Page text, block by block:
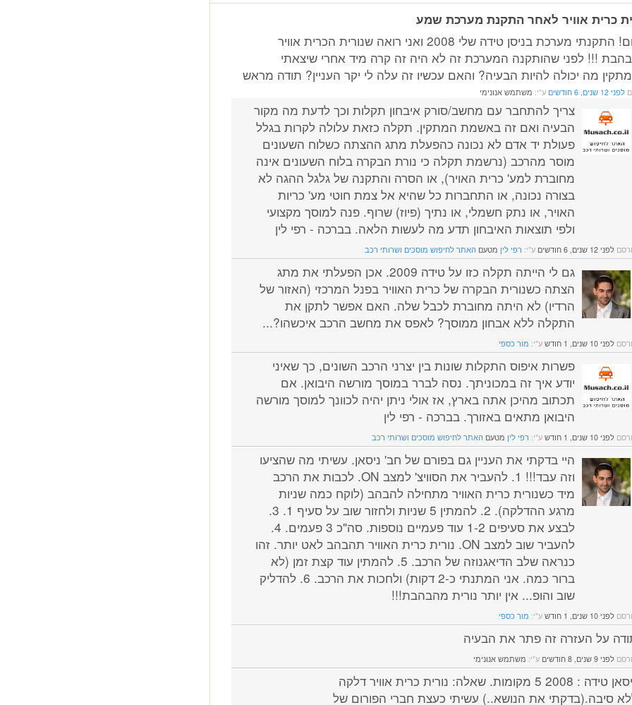
כרית אוויר לאחר התקנת מערכת שמע
שלום! התקנתי מערכת בניסן טידה שלי 2008 ואני רואה שנורית הכרית אוויר
!!! לפני שהותקנה המערכת זה לא היה זה קרה מיד אחרי שיצאתי
מה יכולה להיות הבעיה? והאם עכשיו זה עלה לי יקר העניין? תודה מראש
לפני 12 שנים, 6 חודשים ע"י: משתמש אנונימי
צריך להתחבר עם מחשב/סורק איבחון תקלות וכך לדעת מה מקור
הבעיה ואם זה באשמת המתקין. תקלה כזאת עלולה לקרות בגלל
פעולת יד אדם לא נכונה כהפעלת מתג ההצתה כשלוח השעונים
מוסר מהרכב (נרשמת תקלה כי נורת הבקרה בלוח השעונים אינה
מחוברת למע' כרית האויר), או הסרה והתקנה של גלגל ההגה לא
בצורה נכונה, או התחברות כל שהיא אל צמת חוטי מע' כריות
האויר, או נתק חשמלי, או נתיך (פיוז) שרוף. פנה למוסך מקצועי
ולפי תוצאות האיבחון תדע מה לעשות הלאה. בברכה - רפי לין
לפני 12 שנים, 6 חודשים ע"י: רפי לין מטעם האתר לחיפוש מוסכים ושרותי רכב
גם לי הייתה תקלה כזו על טידה 2009. אכן הפעלתי את מתג
הצתה כשנורית הבקרה של כרית האוויר בפנל המרכזי (האזור של
הרדיו) לא היתה מחוברת לכבל שלה. האם אפשר לתקן את
התקלה ללא אבחון ממוסך? לאפס את מחשב הרכב איכשהו?...
לפני 10 שנים, 1 חודש ע"י: מור כספי
פשרות איפוס התקלות שונות בין יצרני הרכב השונים, כך שאיני
יודע איך זה במכוניתך. נסה לברר במוסך מורשה היבואן. אם
תכתוב מהיכן אתה בארץ, אז אולי ניתן יהיה לכוונך למוסך מורשה
היבואן מתאים באזורך. בברכה - רפי לין
לפני 10 שנים, 1 חודש ע"י: רפי לין מטעם האתר לחיפוש מוסכים ושרותי רכב
היי בדקתי את העניין גם בפורם של חב' ניסאן. עשיתי מה שהציעו
וזה עבד!!! 1. להעביר את הסוויצ' למצב ON. לכבות את הרכב
מיד כשנורית כרית האוויר מתחילה להבהב (לוקח כמה שניות
מרגע ההדלקה). 2. להמתין 5 שניות ולחזור שוב על סעיף 1. 3.
לבצע את סעיפים 1-2 עוד פעמיים נוספות. סה"כ 3 פעמים. 4.
להעביר שוב למצב ON. נורית כרית האוויר תהבהב לאט יותר. זהו
כנראה שלב הדיאגנוזה של הרכב. 5. להמתין עוד קצת זמן (לא
ברור כמה. אני המתנתי כ-2 דקות) ולחכות את הרכב. 6. להדליק
שוב והופ... אין יותר נורית מהבהבת!!!
לפני 10 שנים, 1 חודש ע"י: מור כספי
על העזרה זה פתר את הבעיה
לפני 9 שנים, 8 חודשים ע"י: משתמש אנונימי
ניסאן טידה : 2008 5 מקומות. שאלה: נורית כרית אוויר דלקה
סיבה.(בדקתי את הנושא..) עשיתי כעצת חברי הפורום של